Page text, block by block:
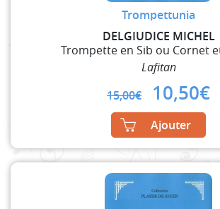
Trompettunia
DELGIUDICE MICHEL
Trompette en Sib ou Cornet
Lafitan
15,00€ Original
price
was:
15,00€.
10,50€
Ajouter